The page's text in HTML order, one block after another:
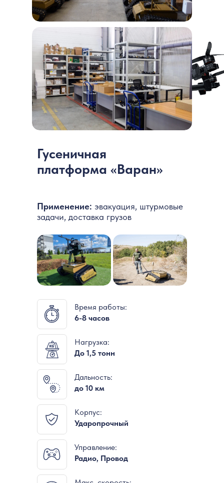
Гусеничная
платформа «Варан»
Время работы:
6-8 часов
Корпус:
Ударопрочный
Нагрузка:
До 1,5 тонн
Управление:
Радио, Провод
Дальность:
до 10 км
Применение: эвакуация, штурмовые
задачи, доставка грузов